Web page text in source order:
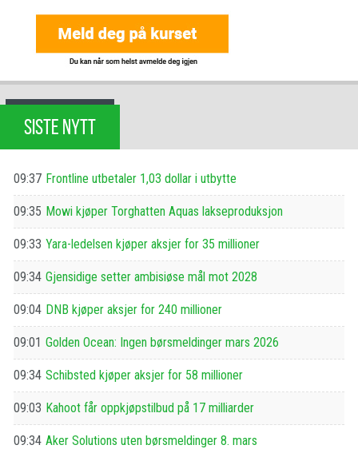
SISTE NYTT
09:37 Frontline utbetaler 1,03 dollar i utbytte
09:35 Mowi kjøper Torghatten Aquas lakseproduksjon
09:33 Yara-ledelsen kjøper aksjer for 35 millioner
09:34 Gjensidige setter ambisiøse mål mot 2028
09:04 DNB kjøper aksjer for 240 millioner
09:01 Golden Ocean: Ingen børsmeldinger mars 2026
09:34 Schibsted kjøper aksjer for 58 millioner
09:03 Kahoot får oppkjøpstilbud på 17 milliarder
09:34 Aker Solutions uten børsmeldinger 8. mars